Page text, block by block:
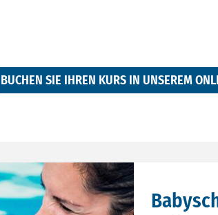
BUCHEN SIE IHREN KURS IN UNSEREM